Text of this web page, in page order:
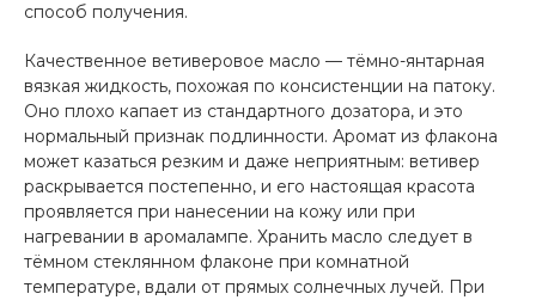
способ получения.
Качественное ветиверовое масло — тёмно-янтарная
вязкая жидкость, похожая по консистенции на патоку.
Оно плохо капает из стандартного дозатора, и это
нормальный признак подлинности. Аромат из флакона
может казаться резким и даже неприятным: ветивер
раскрывается постепенно, и его настоящая красота
проявляется при нанесении на кожу или при
нагревании в аромалампе. Хранить масло следует в
тёмном стеклянном флаконе при комнатной
температуре, вдали от прямых солнечных лучей. При